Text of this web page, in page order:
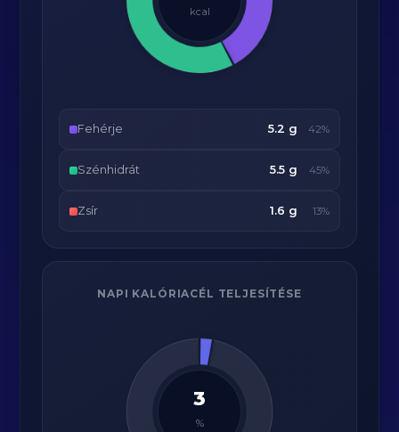
kcal
Fehérje 5.2 g 42%
Szénhidrát 5.5 g 45%
Zsír 1.6 g 13%
NAPI KALÓRIACÉL TELJESÍTÉSE
3
%